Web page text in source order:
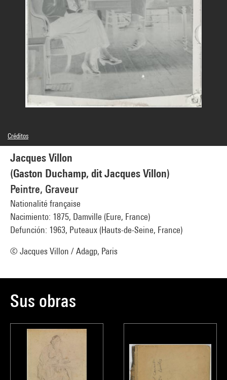
Jacques Villon
(Gaston Duchamp, dit Jacques Villon)
Peintre, Graveur
Nationalité française
Nacimiento: 1875, Damville (Eure, France)
Defunción: 1963, Puteaux (Hauts-de-Seine, France)
© Jacques Villon / Adagp, Paris
Créditos
© Man Ray Trust / Adagp, Paris
Referencia de la imagen : 4G02823
Sus obras